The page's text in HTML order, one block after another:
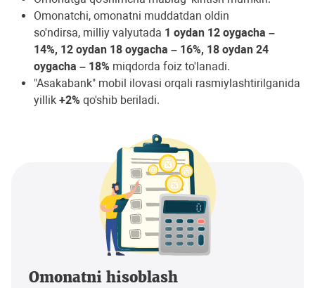
Omonatchi, omonatni muddatdan oldin
so'ndirsa, milliy valyutada 1 oydan 12 oygacha –
14%, 12 oydan 18 oygacha – 16%, 18 oydan 24
oygacha – 18% miqdorda foiz to'lanadi.
"Asakabank" mobil ilovasi orqali rasmiylashtirilganida
yillik +2% qo'shib beriladi.
Omonatni hisoblash